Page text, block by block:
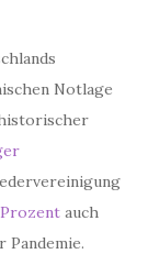
Notlage
auch
Pandemie.